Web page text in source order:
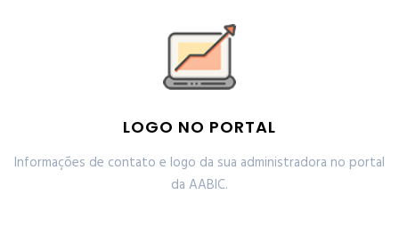
LOGO NO PORTAL
Informações de contato e logo da sua administradora no portal
da AABIC.